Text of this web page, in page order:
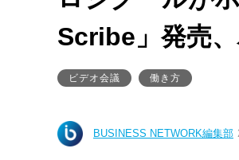
Scribe」発売
ビデオ会議 働き方
BUSINESS NETWORK編集部